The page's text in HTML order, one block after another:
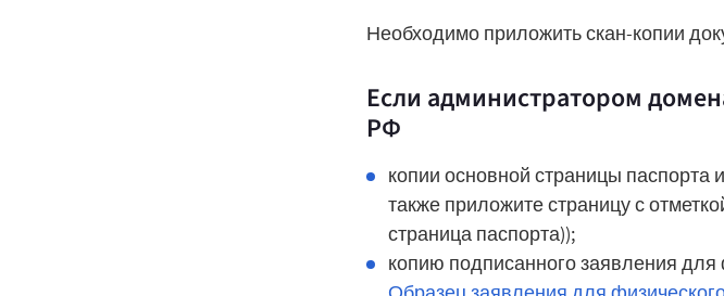
Необходимо приложить скан-копии
Если администратором
РФ
копии основной страницы паспорта
также приложите страницу с
страница паспорта));
копию подписанного заявления